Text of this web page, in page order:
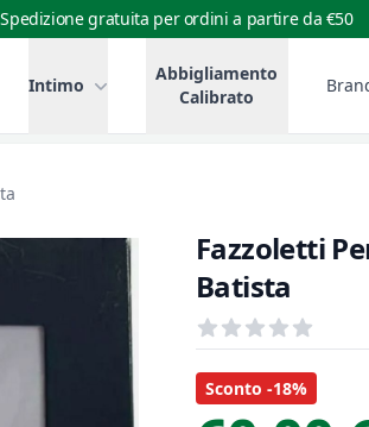
Spedizione gratuita per ordini a partire da €50
Intimo
Abbigliamento
Calibrato
Fazzoletti
Batista
Recensioni
out of 5 stars
Informazioni
Descrizione
Sconto -18%